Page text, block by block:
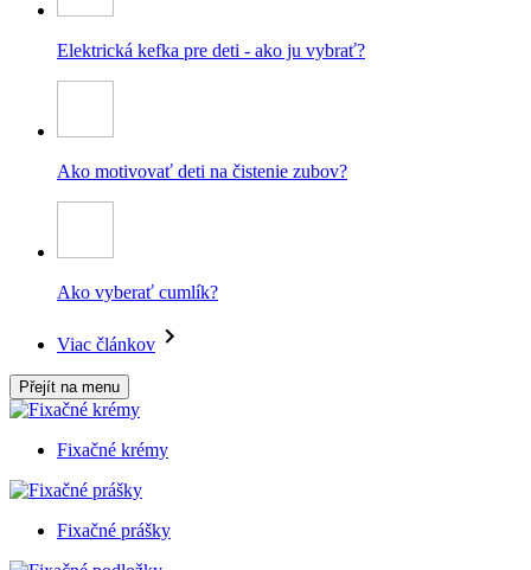
Elektrická kefka pre deti - ako ju vybrať?
Ako motivovať deti na čistenie zubov?
Ako vyberať cumlík?
Viac článkov
Přejít na menu
Fixačné krémy
Fixačné prášky